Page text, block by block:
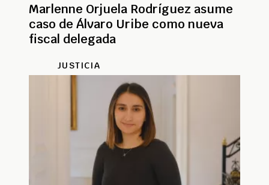
Marlenne Orjuela Rodríguez asume
caso de Álvaro Uribe como nueva
fiscal delegada
JUSTICIA